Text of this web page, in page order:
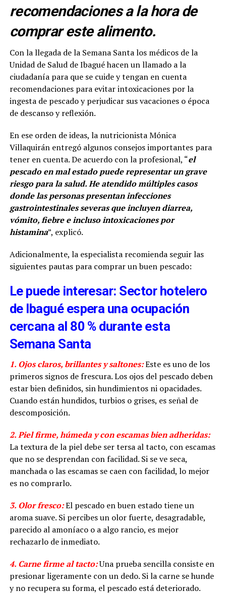
recomendaciones a la hora de
comprar este alimento.
Con la llegada de la Semana Santa los médicos de la
Unidad de Salud de Ibagué hacen un llamado a la
ciudadanía para que se cuide y tengan en cuenta
recomendaciones para evitar intoxicaciones por la
ingesta de pescado y perjudicar sus vacaciones o época
de descanso y reflexión.
En ese orden de ideas, la nutricionista Mónica
Villaquirán entregó algunos consejos importantes para
tener en cuenta. De acuerdo con la profesional, “el
pescado en mal estado puede representar un grave
riesgo para la salud. He atendido múltiples casos
donde las personas presentan infecciones
gastrointestinales severas que incluyen diarrea,
vómito, fiebre e incluso intoxicaciones por
histamina”, explicó.
Adicionalmente, la especialista recomienda seguir las
siguientes pautas para comprar un buen pescado:
Le puede interesar: Sector hotelero
de Ibagué espera una ocupación
cercana al 80 % durante esta
Semana Santa
1. Ojos claros, brillantes y saltones:Este es uno de los
primeros signos de frescura. Los ojos del pescado deben
estar bien definidos, sin hundimientos ni opacidades.
Cuando están hundidos, turbios o grises, es señal de
descomposición.
2. Piel firme, húmeda y con escamas bien adheridas:
La textura de la piel debe ser tersa al tacto, con escamas
que no se desprendan con facilidad. Si se ve seca,
manchada o las escamas se caen con facilidad, lo mejor
es no comprarlo.
3. Olor fresco:El pescado en buen estado tiene un
aroma suave. Si percibes un olor fuerte, desagradable,
parecido al amoníaco o a algo rancio, es mejor
rechazarlo de inmediato.
4. Carne firme al tacto:Una prueba sencilla consiste en
presionar ligeramente con un dedo. Si la carne se hunde
y no recupera su forma, el pescado está deteriorado.